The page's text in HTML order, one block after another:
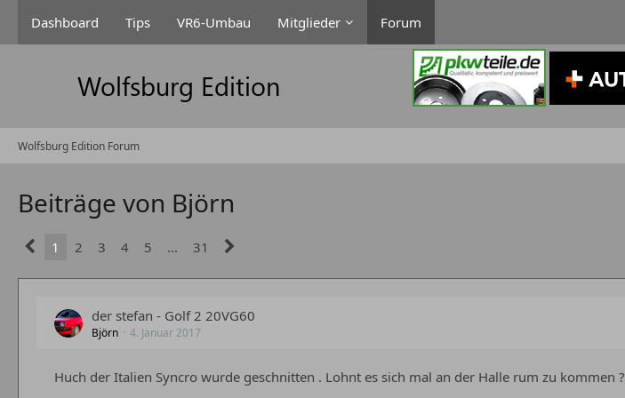
Dashboard Tips VR6-Umbau Mitglieder Forum
Wolfsburg Edition Forum
Beiträge von Björn
1 2 3 4 5 … 31
der stefan - Golf 2 20VG60
Björn 4. Januar 2017
Huch der Italien Syncro wurde geschnitten . Lohnt es sich mal an der Halle rum zu kommen ?